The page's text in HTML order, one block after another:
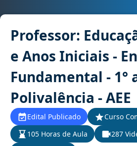
Professor:
e Anos Iniciais -
Fundamental - 1°
Polivalência - AEE
Edital Publicado
Curso
105 Horas de Aula
287